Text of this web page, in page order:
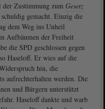
der Zustimmung zum Gesetz
gemacht. Einzig die
dem Weg ins Unheil
Aufbäumen der Freiheit
die SPD geschlossen gegen
Haseloff. Er wies auf die
hin, die
aufrechterhalten werden. Die
und Bürgern unterstützt
Haseloff dankte und warb